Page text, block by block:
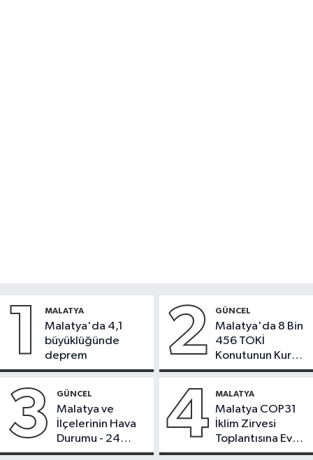
1 MALATYA
Malatya'da 4,1
büyüklüğünde
deprem
2 GÜNCEL
Malatya'da 8 Bin
456 TOKİ
Konutunun Kurası
Bugün Çekiliyor
3 GÜNCEL
Malatya ve
İlçelerinin Hava
Durumu - 24
Temmuz 2026
4 MALATYA
Malatya COP31
İklim Zirvesi
Toplantısına Ev
Sahipliği Yaptı